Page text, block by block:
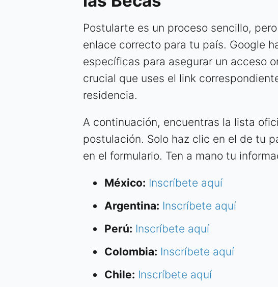
Postularte es un proceso sencillo,
enlace correcto para tu país. Google
específicas para asegurar un acceso
crucial que uses el link
residencia.
A continuación, encuentras la lista
postulación. Solo haz clic en el de tu
en el formulario. Ten a mano tu
México: Inscríbete aquí
Argentina: Inscríbete aquí
Perú: Inscríbete aquí
Colombia: Inscríbete aquí
Chile: Inscríbete aquí